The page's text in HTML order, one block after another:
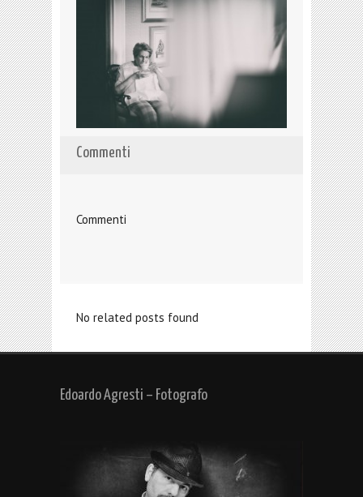
Commenti
Commenti
No related posts found
Edoardo Agresti – Fotografo